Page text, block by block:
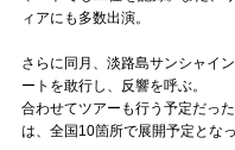
ィアにも多数出演。
さらに同月、淡路島サンシャイ
ートを敢行し、反響を呼ぶ。
合わせてツアーも行う予定だっ
は、全国10箇所で展開予定となっ